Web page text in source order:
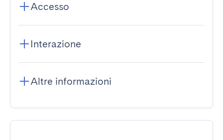
Accesso
Interazione
Altre informazioni